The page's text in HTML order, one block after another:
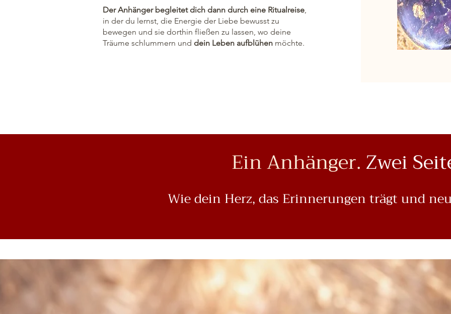
Der Anhänger begleitet dich dann durch eine Ritualreise,
in der du lernst, die Energie der Liebe bewusst zu
bewegen und sie dorthin fließen zu lassen, wo deine
Träume schlummern und dein Leben aufblühen möchte.
Ein Anhänger.Zwei
Wie dein Herz, das Erinnerungen trägt und